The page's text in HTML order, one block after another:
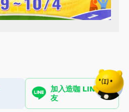
加入造咖 LINE 好
友